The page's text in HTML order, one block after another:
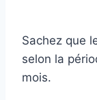
Sachez que
selon la
mois.